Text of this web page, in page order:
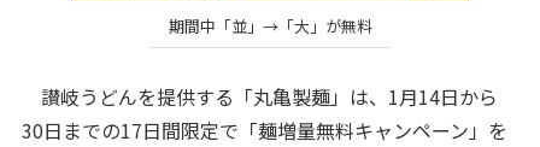
期間中「並」→「大」が無料
讃岐うどんを提供する「丸亀製麺」は、1月14日から
30日までの17日間限定で「麺増量無料キャンペーン」を